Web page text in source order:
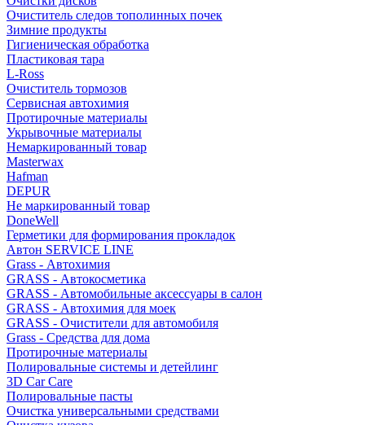
Очиститель следов тополинных почек
Зимние продукты
Гигиеническая обработка
Пластиковая тара
L-Ross
Очиститель тормозов
Сервисная автохимия
Протирочные материалы
Укрывочные материалы
Немаркированный товар
Masterwax
Hafman
DEPUR
Не маркированный товар
DoneWell
Герметики для формирования прокладок
Автон SERVICE LINE
Grass - Автохимия
GRASS - Автокосметика
GRASS - Автомобильные аксессуары в салон
GRASS - Автохимия для моек
GRASS - Очистители для автомобиля
Grass - Средства для дома
Протирочные материалы
Полировальные системы и детейлинг
3D Car Care
Полировальные пасты
Очистка универсальными средствами